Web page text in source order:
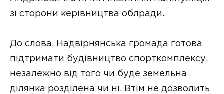
зі сторони керівництва облради.
До слова, Надвірнянська громада готова
підтримати будівництво спорткомплексу,
незалежно від того чи буде земельна
ділянка розділена чи ні. Втім не дозволить